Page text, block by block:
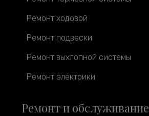
Ремонт ходовой
Ремонт подвески
Ремонт выхлопной системы
Ремонт электрики
Ремонт и обслуживание